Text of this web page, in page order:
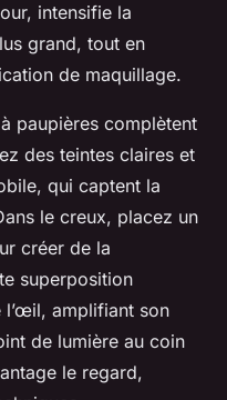
intensifie la
grand, tout en
de maquillage.
paupières complètent
des teintes claires et
qui captent la
le creux, placez un
créer de la
superposition
l’œil, amplifiant son
de lumière au coin
le regard,